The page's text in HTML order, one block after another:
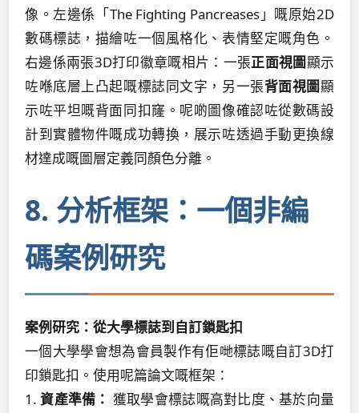
像。左邊係「The Fighting Pancreases」嘅原始2D
數碼標誌，描繪咗一個風格化、表情堅定嘅角色。
右邊係兩張3D打印徽章嘅相片：一張正面視圖顯示
咗喺底層上凸起嘅標誌同文字，另一張背面視圖顯
示咗平坦嘅背面同扣窿。呢啲圖像確認咗從數碼設
計到實體物件嘅成功轉換，展示咗透過手動更換線
材達成嘅圖層定義同顏色分離。
8. 分析框架：一個非編
碼案例研究
案例研究：從大學標誌到自訂鎖匙扣
一個大學學會想為會員製作有佢哋標誌嘅自訂3D打
印鎖匙扣。使用呢篇論文嘅框架：
1.資產準備： 獲取學會標誌嘅高對比度、基於向量